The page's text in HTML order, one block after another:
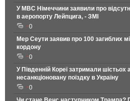
У МВС Німеччини заявили про
в аеропорту Лейпцига, - ЗМІ
0
Мер Сеути заявив про 100 загиблих
кордону
0
У Південній Кореї затримали шістьох
несанкціоновану поїздку в Україну
0